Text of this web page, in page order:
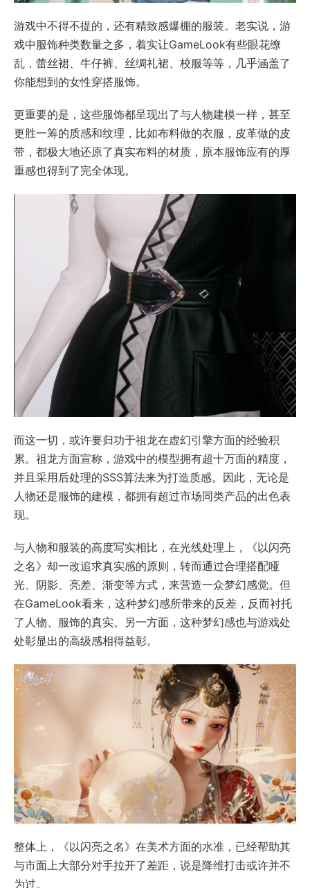
游戏中不得不提的，还有精致感爆棚的服装。老实说，游
戏中服饰种类数量之多，着实让GameLook有些眼花缭
乱，蕾丝裙、牛仔裤、丝绸礼裙、校服等等，几乎涵盖了
你能想到的女性穿搭服饰。
更重要的是，这些服饰都呈现出了与人物建模一样，甚至
更胜一筹的质感和纹理，比如布料做的衣服，皮革做的皮
带，都极大地还原了真实布料的材质，原本服饰应有的厚
重感也得到了完全体现。
而这一切，或许要归功于祖龙在虚幻引擎方面的经验积
累。祖龙方面宣称，游戏中的模型拥有超十万面的精度，
并且采用后处理的SSS算法来为打造质感。因此，无论是
人物还是服饰的建模，都拥有超过市场同类产品的出色表
现。
与人物和服装的高度写实相比，在光线处理上，《以闪亮
之名》却一改追求真实感的原则，转而通过合理搭配哑
光、阴影、亮差、渐变等方式，来营造一众梦幻感觉。但
在GameLook看来，这种梦幻感所带来的反差，反而衬托
了人物、服饰的真实。另一方面，这种梦幻感也与游戏处
处彰显出的高级感相得益彰。
整体上，《以闪亮之名》在美术方面的水准，已经帮助其
与市面上大部分对手拉开了差距，说是降维打击或许并不
为过。